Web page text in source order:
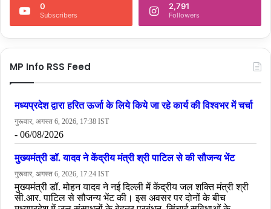
0
Subscribers
2,791
Followers
MP Info RSS Feed